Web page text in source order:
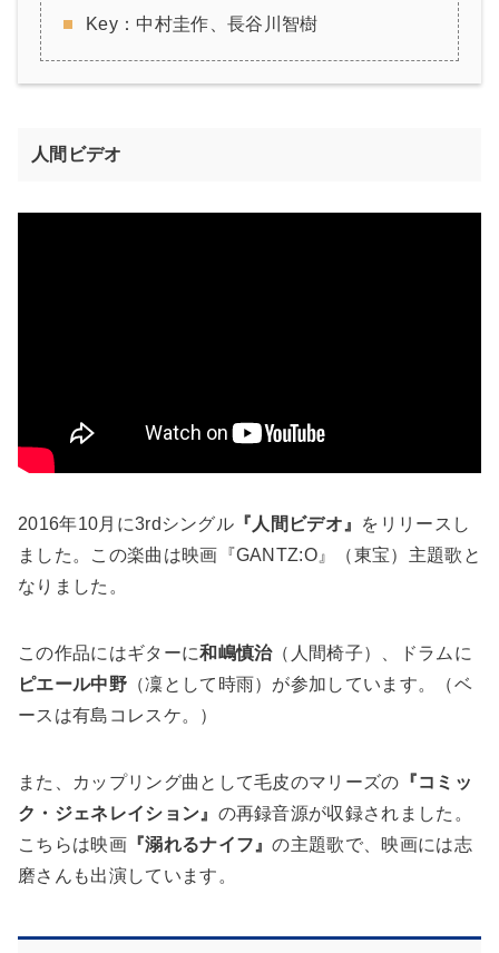
Key：中村圭作、長谷川智樹
人間ビデオ
2016年10月に3rdシングル 『人間ビデオ』 をリリースし
ました。この楽曲は映画『GANTZ:O』（東宝）主題歌と
なりました。
この作品にはギターに和嶋慎治（人間椅子）、ドラムに
ピエール中野（凜として時雨）が参加しています。（ベ
ースは有島コレスケ。）
また、カップリング曲として毛皮のマリーズの 『コミッ
ク・ジェネレイション』 の再録音源が収録されました。
こちらは映画『溺れるナイフ』の主題歌で、映画には志
磨さんも出演しています。